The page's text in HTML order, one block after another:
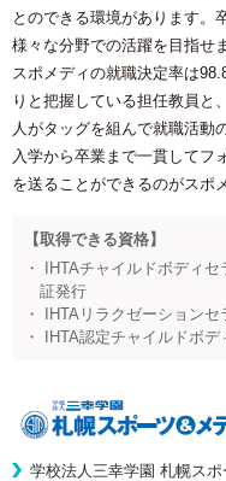
とのできる環境があります。
様々な分野での活躍を目指せ
スポメディの就職決定率は
りと把握している担任教員と
人がタッグを組んで就職活動
入学から卒業まで一貫してフ
を送ることができるのがスポ
【取得できる資格】
・ IHTAチャイルドボディ
証発行
・ IHTAリラクゼーション
・ IHTA認定チャイルドボ
学校法人三幸学園 札幌ス